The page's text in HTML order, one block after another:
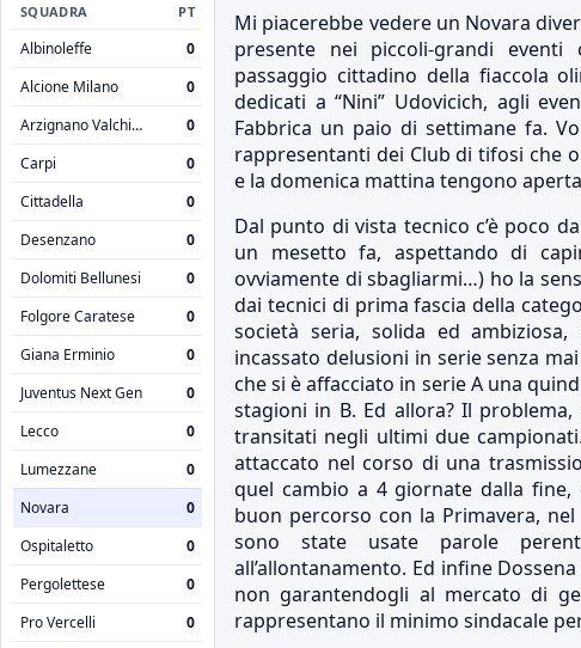
SQUADRA PT
Albinoleffe
0
Alcione Milano
0
Arzignano Valchiampo
0
Carpi
0
Cittadella
0
Desenzano
0
Dolomiti Bellunesi
0
Folgore Caratese
0
Giana Erminio
0
Juventus Next Gen
0
Lecco
0
Lumezzane
0
Novara
0
Ospitaletto
0
Pergolettese
0
Pro Vercelli
0
Mi piacerebbe vedere un Novara
presente nei piccoli-grandi
passaggio cittadino della fiaccola
dedicati a “Nini” Udovicich, agli
Fabbrica un paio di settimane fa.
rappresentanti dei Club di tifosi che
e la domenica mattina tengono aperta
Dal punto di vista tecnico c’è poco
un mesetto fa, aspettando di
ovviamente di sbagliarmi…) ho la
dai tecnici di prima fascia della
società seria, solida ed
incassato delusioni in serie senza
che si è affacciato in serie A una
stagioni in B. Ed allora? Il
transitati negli ultimi due
attaccato nel corso di una
quel cambio a 4 giornate dalla
buon percorso con la Primavera,
sono state usate parole
all’allontanamento. Ed infine
non garantendogli al mercato di
rappresentano il minimo sindacale